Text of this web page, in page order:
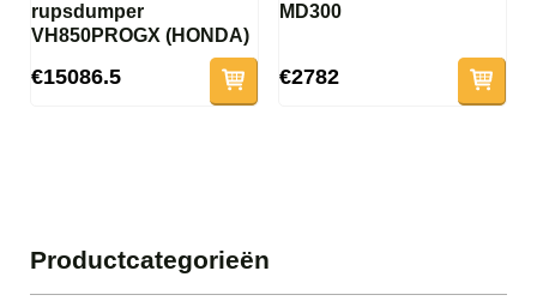
rupsdumper
VH850PROGX (HONDA)
€15086.5
MD300
€2782
Productcategorieën